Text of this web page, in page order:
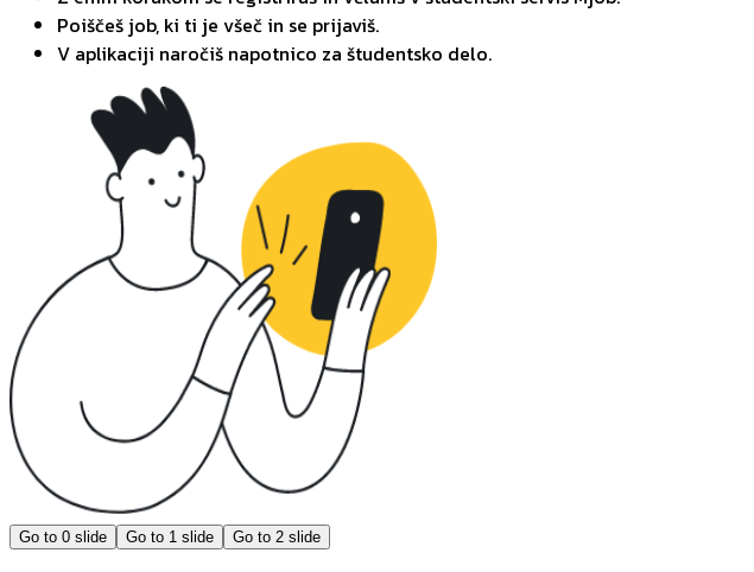
Poiščeš job, ki ti je všeč in se prijaviš.
V aplikaciji naročiš napotnico za študentsko delo.
Go to 0 slide Go to 1 slide Go to 2 slide